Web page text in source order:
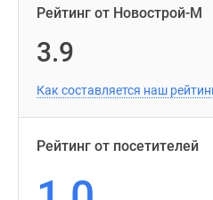
Рейтинг от Новострой-М
3.9
Как составляется наш
Рейтинг от посетителей